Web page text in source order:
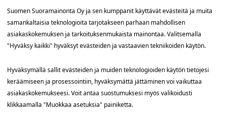
Oikopolut
Hae töitä
Blogi
Suomen Suoramainonta Oy ja sen kumppanit käyttävät evästeitä ja muita
samankaltaisia teknologioita tarjotakseen parhaan mahdollisen
asiakaskokemuksen ja tarkoituksenmukaista mainontaa. Valitsemalla
"Hyväksy kaikki" hyväksyt evästeiden ja vastaavien tekniikoiden käytön.
Hyväksymällä sallit evästeiden ja muiden teknologioiden käytön tietojesi
keräämiseen ja prosessointiin, hyväksymättä jättäminen voi vaikuttaa
asiakaskokemukseesi. Voit antaa suostumuksesi myös valikoidusti
klikkaamalla "Muokkaa asetuksia" painiketta.